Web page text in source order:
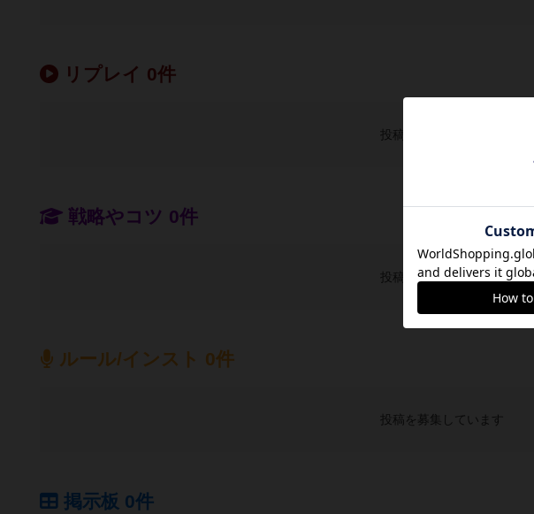
リプレイ 0件
投稿を募集しています
戦略やコツ 0件
投稿を募集しています
ルール/インスト 0件
投稿を募集しています
掲示板 0件